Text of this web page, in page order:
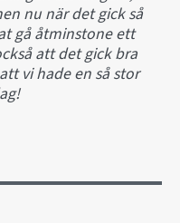
nu när det gick så
gå åtminstone ett
att det gick bra
vi hade en så stor